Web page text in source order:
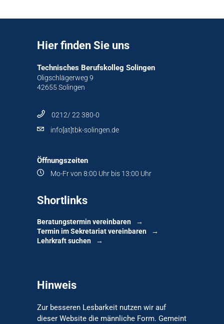
Hier finden Sie uns
Technisches Berufskolleg Solingen
Oligschlägerweg 9
42655 Solingen
0212/ 22 380-0
info[at]tbk-solingen.de
Öffnungszeiten
Mo-Fr von 8:00 Uhr bis 13:00 Uhr
Shortlinks
Beratungstermin vereinbaren
Termin im Sekretariat vereinbaren
Lehrkraft suchen
Hinweis
Zur besseren Lesbarkeit nutzen wir auf
dieser Website die männliche Form. Gemeint